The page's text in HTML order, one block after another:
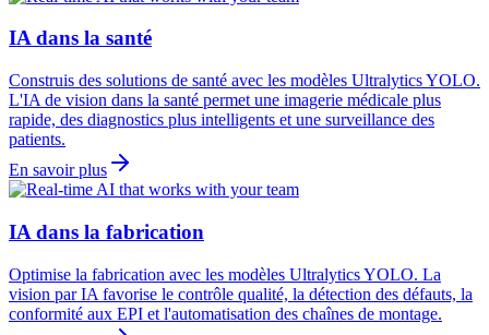
IA dans la santé
Construis des solutions de santé avec les modèles Ultralytics YOLO.
L'IA de vision dans la santé permet une imagerie médicale plus
rapide, des diagnostics plus intelligents et une surveillance des
patients.
En savoir plus
IA dans la fabrication
Optimise la fabrication avec les modèles Ultralytics YOLO. La
vision par IA favorise le contrôle qualité, la détection des défauts, la
conformité aux EPI et l'automatisation des chaînes de montage.